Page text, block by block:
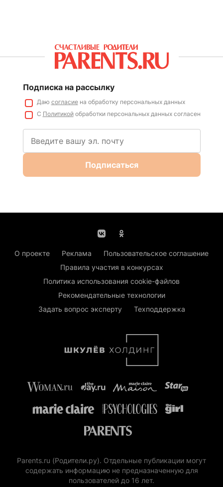
Подписка на рассылку
Даю согласиена обработку персональных данных
С Политикойобработки персональных данных согласен
Подписаться
О проекте Реклама
Пользовательское соглашение
Правила участия в конкурсах
Политика использования cookie-файлов
Рекомендательные технологии
Задать вопрос эксперту
Техподдержка
Parents.ru (Родители.ру). Отдельные публикации могут
содержать информацию не предназначенную для
пользователей до 16 лет.